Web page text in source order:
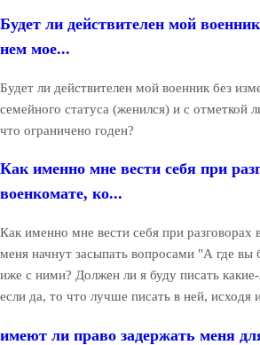
Будет ли действителен мой
нем мое...
Будет ли действителен мой военник без
семейного статуса (женился) и с отметкой
что ограничено годен?
Как именно мне вести себя при
военкомате, ко...
Как именно мне вести себя при разговорах
меня начнут засыпать вопросами "А где вы
иже с ними? Должен ли я буду писать
если да, то что лучше писать в ней, исходя
имеют ли право задержать меня